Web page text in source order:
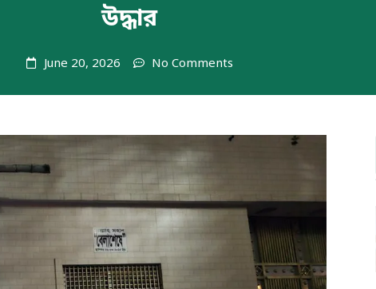
উদ্ধার
June 20, 2026 No Comments